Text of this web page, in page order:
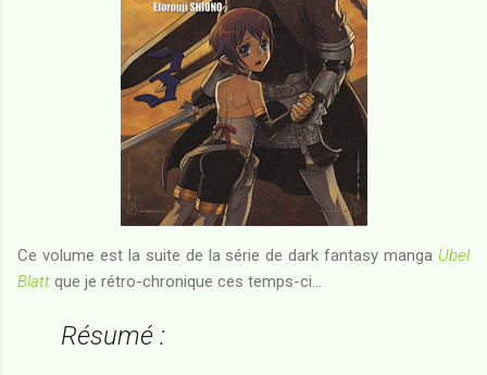
Ce volume est la suite de la série de dark fantasy manga Übel
Blatt que je rétro-chronique ces temps-ci...
Résumé :